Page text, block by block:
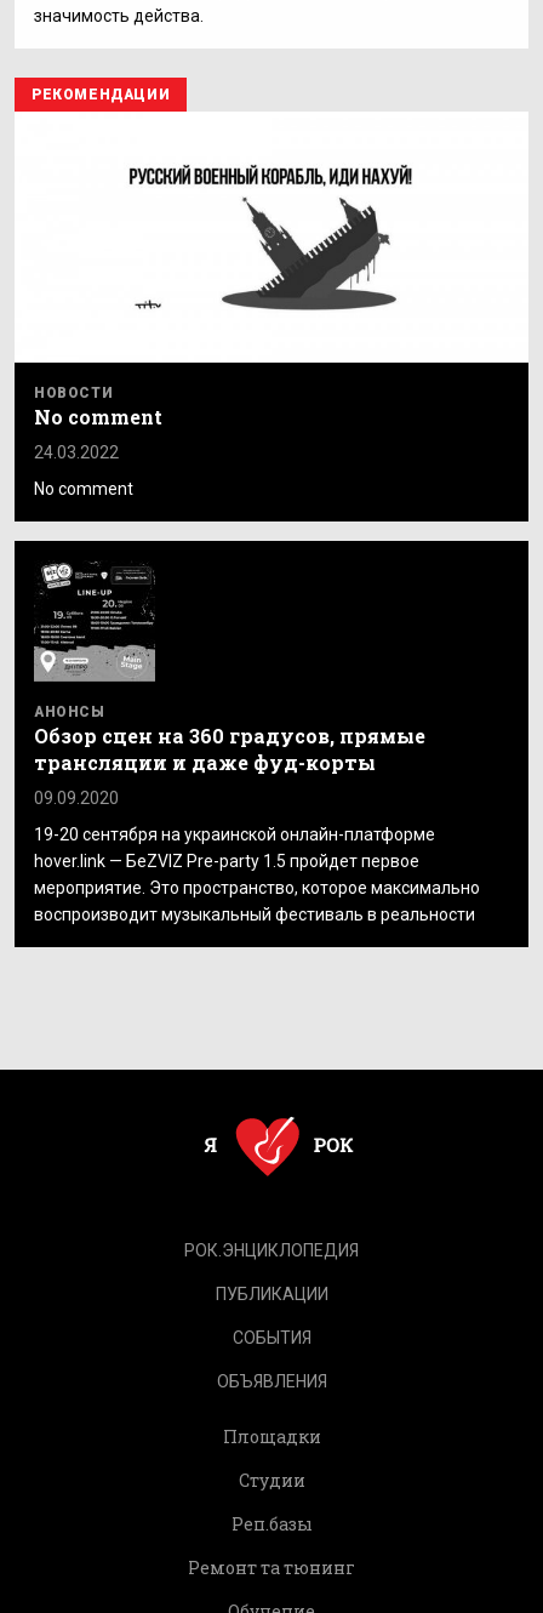
значимость действа.
РЕКОМЕНДАЦИИ
НОВОСТИ
No comment
24.03.2022
No comment
АНОНСЫ
Обзор сцен на 360 градусов, прямые
трансляции и даже фуд-корты
09.09.2020
19-20 сентября на украинской онлайн-платформе
hover.link — БеZVIZ Pre-party 1.5 пройдет первое
мероприятие. Это пространство, которое максимально
воспроизводит музыкальный фестиваль в реальности
РОК.ЭНЦИКЛОПЕДИЯ
ПУБЛИКАЦИИ
СОБЫТИЯ
ОБЪЯВЛЕНИЯ
Площадки
Студии
Реп.базы
Ремонт та тюнинг